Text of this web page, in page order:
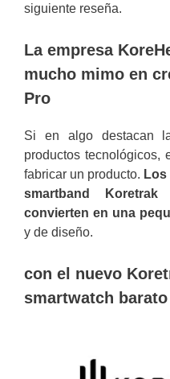
siguiente reseña.
La empresa
mucho mimo en
Pro
Si en algo destacan
productos
fabricar un producto.
smartband
convierten en una
y de diseño.
con el nuevo
smartwatch